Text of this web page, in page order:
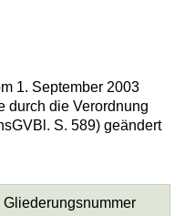
1. September 2003
durch die Verordnung
S. 589) geändert